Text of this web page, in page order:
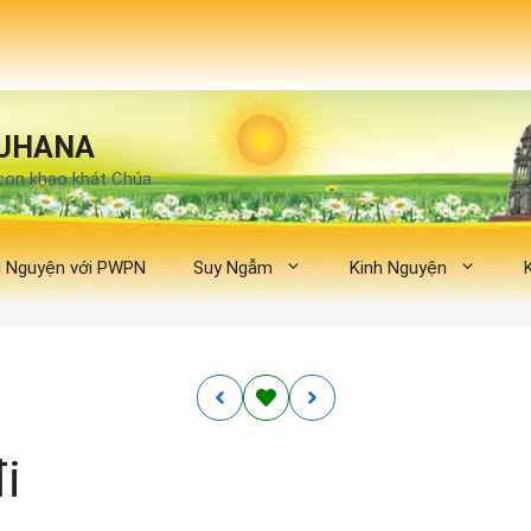
khao khát Chúa
Nguyện với PWPN Suy Ngẫm Kinh Nguyện